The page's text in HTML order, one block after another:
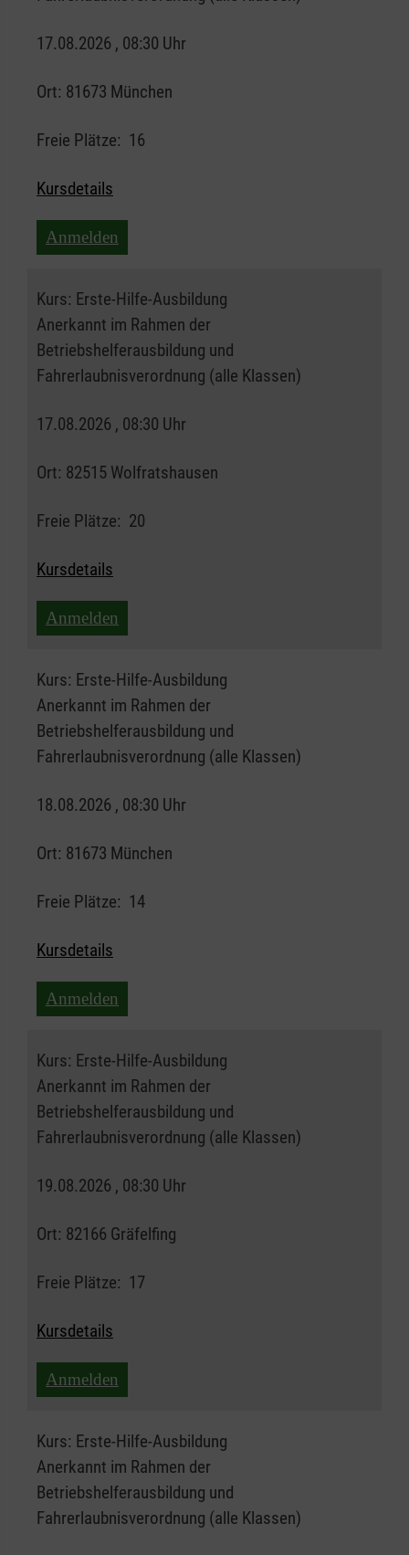
17.08.2026 , 08:30 Uhr
Ort: 81673 München
Freie Plätze: 16
Kursdetails
Anmelden
Kurs: Erste-Hilfe-Ausbildung
Anerkannt im Rahmen der
Betriebshelferausbildung und
Fahrerlaubnisverordnung (alle Klassen)
17.08.2026 , 08:30 Uhr
Ort: 82515 Wolfratshausen
Freie Plätze: 20
Kursdetails
Anmelden
Kurs: Erste-Hilfe-Ausbildung
Anerkannt im Rahmen der
Betriebshelferausbildung und
Fahrerlaubnisverordnung (alle Klassen)
18.08.2026 , 08:30 Uhr
Ort: 81673 München
Freie Plätze: 14
Kursdetails
Anmelden
Kurs: Erste-Hilfe-Ausbildung
Anerkannt im Rahmen der
Betriebshelferausbildung und
Fahrerlaubnisverordnung (alle Klassen)
19.08.2026 , 08:30 Uhr
Ort: 82166 Gräfelfing
Freie Plätze: 17
Kursdetails
Anmelden
Kurs: Erste-Hilfe-Ausbildung
Anerkannt im Rahmen der
Betriebshelferausbildung und
Fahrerlaubnisverordnung (alle Klassen)